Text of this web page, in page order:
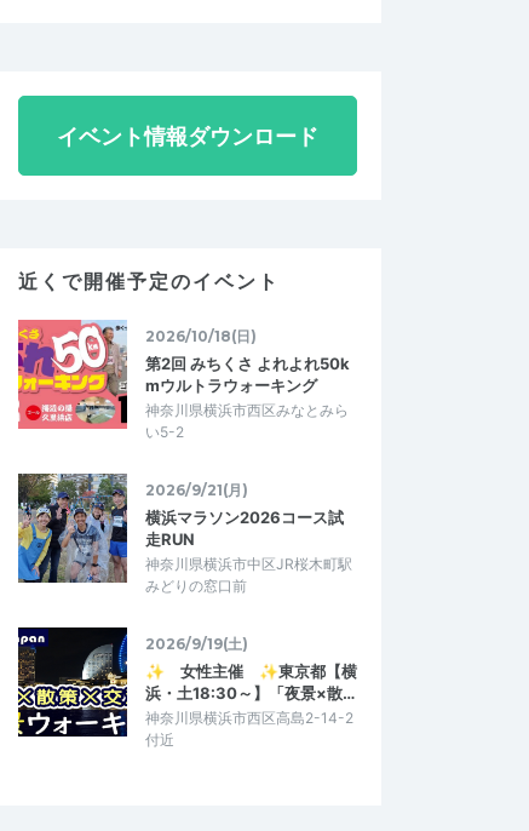
イベント情報ダウンロード
近くで開催予定のイベント
2026/10/18(日)
第2回 みちくさ よれよれ50k
mウルトラウォーキング
神奈川県横浜市西区みなとみら
い5-2
2026/9/21(月)
横浜マラソン2026コース試
走RUN
神奈川県横浜市中区JR桜木町駅
みどりの窓口前
2026/9/19(土)
✨ 女性主催 ✨東京都【横
浜・土18:30～】「夜景×散…
神奈川県横浜市西区高島2-14-2
付近